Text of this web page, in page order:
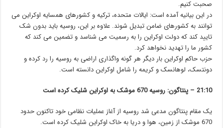
صحبت کنیم.
در این بیانیه آمده است: ایالات متحده، ترکیه و کشورهای همسایه اوکراین می
توانند به کشورهای ضامن تبدیل شوند. علاوه بر این، روسیه باید بدون شک
تایید کند که دولت اوکراین را به رسمیت می شناسد و تضمین می کند که
کشور ما را تهدید نخواهد کرد.
حزب حاکم اوکراین بار دیگر هر گونه واگذاری اراضی به روسیه را رد کرده و
دونتسک، لوهانسک و کریمه را شامل اوکراین دانسته است.
21:10 – پنتاگون: روسیه 670 موشک به اوکراین شلیک کرده است
یک مقام پنتاگون مدعی شد روسیه از آغاز عملیات نظامی خود تاکنون حدود
670 موشک از زمین، هوا و دریا به خاک اوکراین شلیک کرده است.